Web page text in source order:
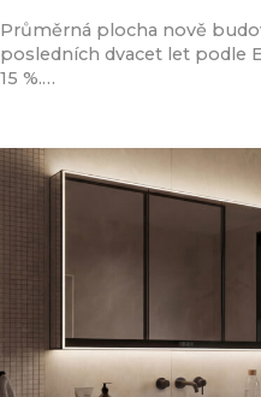
Průměrná plocha nově
posledních dvacet let podle
15 %.…